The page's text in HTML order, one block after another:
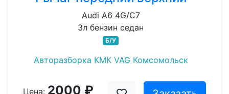
Audi A6 4G/C7
3л бензин седан
Б/У
Авторазборка КМК VAG Комсомольск
Цена: 2000 ₽